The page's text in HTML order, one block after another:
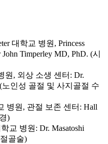
대학교 병원, Princess
Timperley MD, PhD. (시
원, 외상 소생 센터: Dr.
노인성 골절 및 사지골절 수
병원, 관절 보존 센터: Hall
)
교 병원: Dr. Masatoshi
골술)